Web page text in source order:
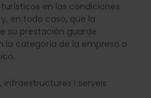
en las condiciones
en todo caso, que la
su prestación guarde
la categoría de la empresa o
infraestructures i serveis